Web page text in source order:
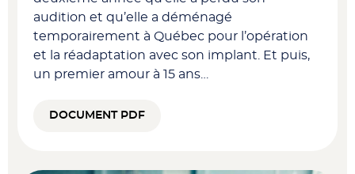
audition et qu’elle a déménagé
temporairement à Québec pour l’opération
et la réadaptation avec son implant. Et puis,
un premier amour à 15 ans…
DOCUMENT PDF